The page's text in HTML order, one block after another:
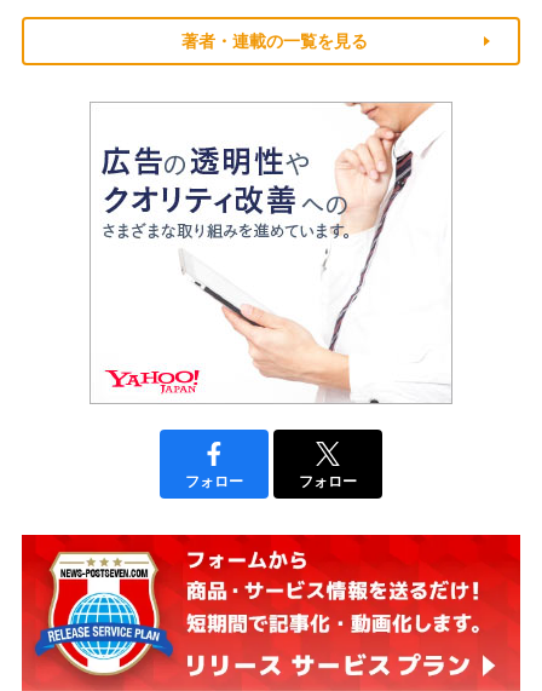
著者・連載の一覧を見る
フォロー フォロー